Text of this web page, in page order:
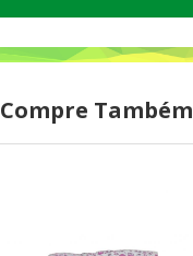
Compre Também